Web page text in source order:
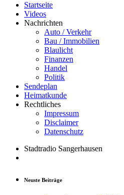
Startseite
Videos
Nachrichten
Auto / Verkehr
Bau / Immobilien
Blaulicht
Finanzen
Handel
Politik
Sendeplan
Heimatkunde
Rechtliches
Impressum
Disclaimer
Datenschutz
Stadtradio Sangerhausen
Neuste Beiträge